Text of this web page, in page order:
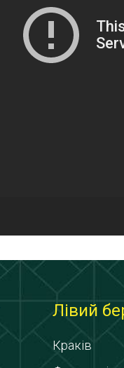
Лівий
Краків